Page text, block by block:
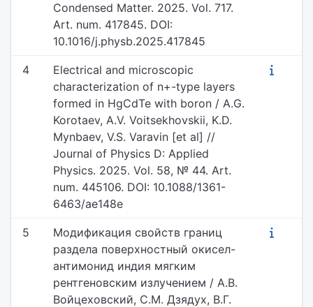
Condensed Matter. 2025. Vol. 717.
Art. num. 417845. DOI:
10.1016/j.physb.2025.417845
4
Electrical and microscopic
characterization of n+-type layers
formed in HgCdTe with boron / A.G.
Korotaev, A.V. Voitsekhovskii, K.D.
Mynbaev, V.S. Varavin [et al] //
Journal of Physics D: Applied
Physics. 2025. Vol. 58, № 44. Art.
num. 445106. DOI: 10.1088/1361-
6463/ae148e
5
Модификация свойств границ
раздела поверхностный окисел-
антимонид индия мягким
рентгеновским излучением / А.В.
Войцеховский, С.М. Дзядух, В.Г.